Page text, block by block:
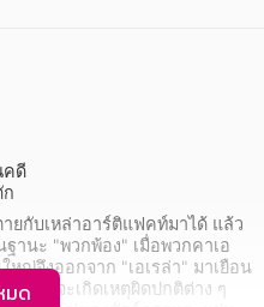
าสนาและปรัชญา
คดี
ยกับเหล่าอาร์ติแฟคท์มาได้ แล้ว
านะ "พวกพ้อง" เมื่อพวกคาเอ
หญ่จึงออกจาก "เอเรล่า" มาเยือน
อนมักจะเกิดเหตุผิดปกติต่าง ๆ
มด